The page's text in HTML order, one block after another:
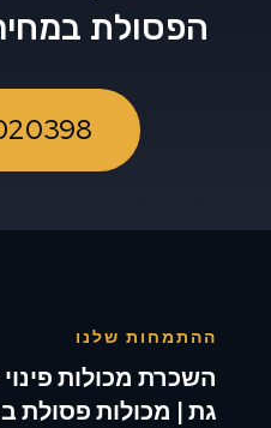
הפסולת
ההתמחות שלנו
השכרת מכולות
גת | מכולות פסולת